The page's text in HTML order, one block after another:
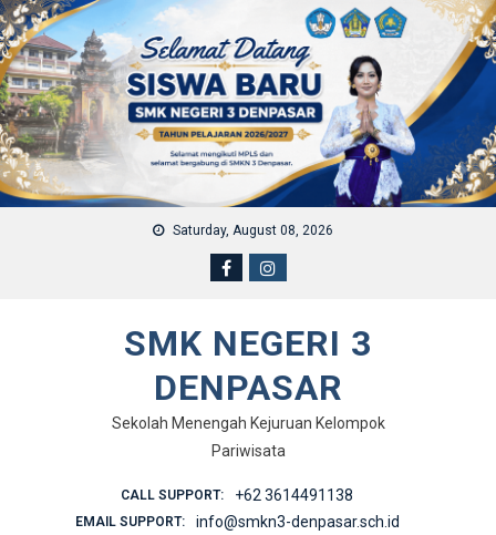
Skip to content
Saturday, August 08, 2026
SMK NEGERI 3
DENPASAR
Sekolah Menengah Kejuruan Kelompok
Pariwisata
CALL SUPPORT: +62 3614491138
EMAIL SUPPORT: info@smkn3-denpasar.sch.id